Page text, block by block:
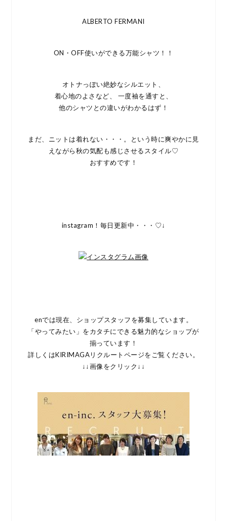
ALBERTO FERMANI
ON・OFF使いができる万能シャツ！！
オトナっぽい絶妙なシルエット、
着心地のよさなど、 一度袖を通すと、
他のシャツとの違いがわかるはず！
まだ、ニットは着れない・・・。という時に爽やかに見
えながら秋の気配も感じさせるスタイル♡
おすすめです！
instagram！毎日更新中・・・♡↓
enでは現在、ショップスタッフを募集しています。
「やってみたい」をカタチにできる魅力的なショップが
揃っています！
詳しくはKIRIMAGAリクルートページをご覧ください。
↓↓画像をクリック↓↓